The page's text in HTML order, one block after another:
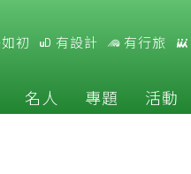
初 有設計 有行旅
名人 專題 活動